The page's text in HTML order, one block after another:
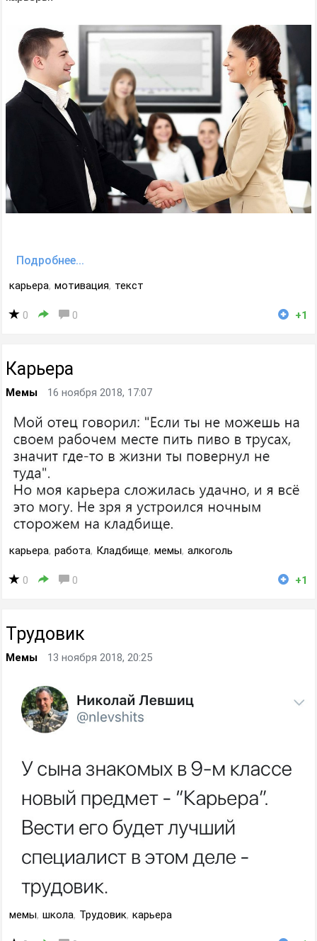
Подробнее...
карьера, мотивация, текст
0 0 +1
Карьера
Мемы 16 ноября 2018, 17:07
карьера, работа, Кладбище, мемы, алкоголь
0 0 +1
Трудовик
Мемы 13 ноября 2018, 20:25
мемы, школа, Трудовик, карьера